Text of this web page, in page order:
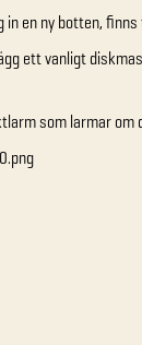
in en ny botten,
ett vanligt
som larmar